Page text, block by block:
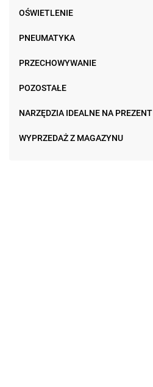
OŚWIETLENIE
PNEUMATYKA
PRZECHOWYWANIE
POZOSTAŁE
NARZĘDZIA IDEALNE NA PREZENT
WYPRZEDAŻ Z MAGAZYNU